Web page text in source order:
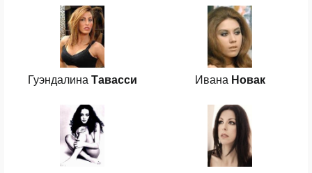
Гуэндалина Тавасси Ивана Новак